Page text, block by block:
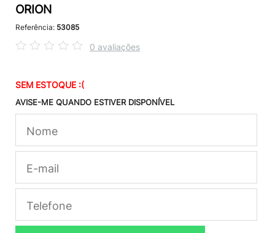
ORION
Referência: 53085
0 avaliações
SEM ESTOQUE :(
AVISE-ME QUANDO ESTIVER DISPONÍVEL